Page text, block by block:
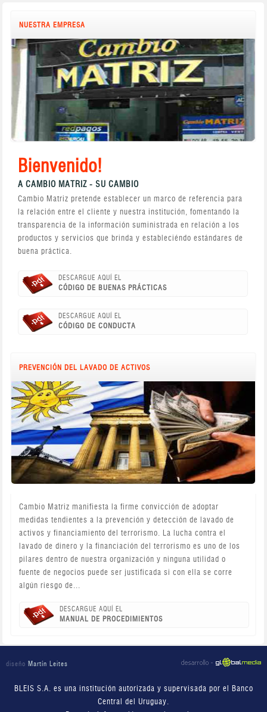
NUESTRA EMPRESA
Bienvenido!
A CAMBIO MATRIZ - SU CAMBIO
Cambio Matriz pretende establecer un marco de referencia para
la relación entre el cliente y nuestra institución, fomentando la
transparencia de la información suministrada en relación a los
productos y servicios que brinda y estableciéndo estándares de
buena práctica.
DESCARGUE AQUÍ EL
CÓDIGO DE BUENAS PRÁCTICAS
DESCARGUE AQUÍ EL
CÓDIGO DE CONDUCTA
PREVENCIÓN DEL LAVADO DE ACTIVOS
Cambio Matriz manifiesta la firme convicción de adoptar
medidas tendientes a la prevención y detección de lavado de
activos y financiamiento del terrorismo. La lucha contra el
lavado de dinero y la financiación del terrorismo es uno de los
pilares dentro de nuestra organización y ninguna utilidad o
fuente de negocios puede ser justificada si con ella se corre
algún riesgo de...
DESCARGUE AQUÍ EL
MANUAL DE PROCEDIMIENTOS
diseño Martín Leites
BLEIS S.A. es una institución autorizada y supervisada por el Banco
Central del Uruguay.